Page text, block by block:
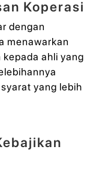
Koperasi
dengan
menawarkan
ahli yang
yang lebih